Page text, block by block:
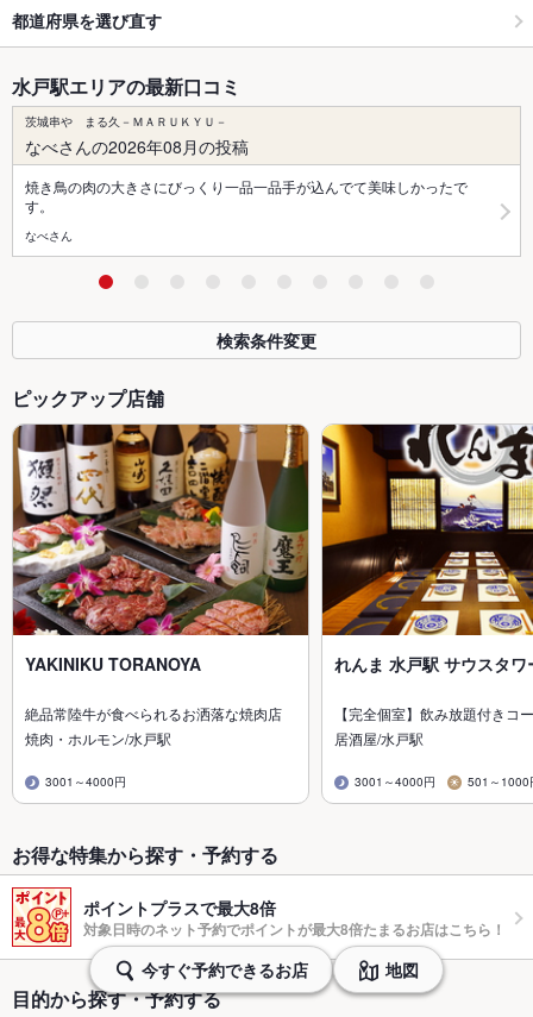
都道府県を選び直す
水戸駅エリアの最新口コミ
茨城串や まる久－ＭＡＲＵＫＹＵ－
なべさんの2026年08月の投稿
焼き鳥の肉の大きさにびっくり一品一品手が込んでて美味しかったで
す。
なべさん
検索条件変更
ピックアップ店舗
YAKINIKU TORANOYA
絶品常陸牛が食べられるお洒落な焼肉店
焼肉・ホルモン/水戸駅
3001～4000円
れんま 水戸駅 サウスタワ
【完全個室】飲み放題付きコ
居酒屋/水戸駅
3001～4000円 501～1000
お得な特集から探す・予約する
ポイントプラスで最大8倍
対象日時のネット予約でポイントが最大8倍たまるお店はこちら！
目的から探す・予約する
今すぐ予約できるお店 地図